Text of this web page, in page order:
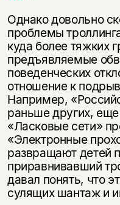
Однако довольно
проблемы
куда более тяжких
предъявляемые
поведенческих
отношение к
Например,
раньше других, еще
«Ласковые сети»
«Электронные
развращают детей
приравнивавший
давал понять, что
сулящих шантаж и